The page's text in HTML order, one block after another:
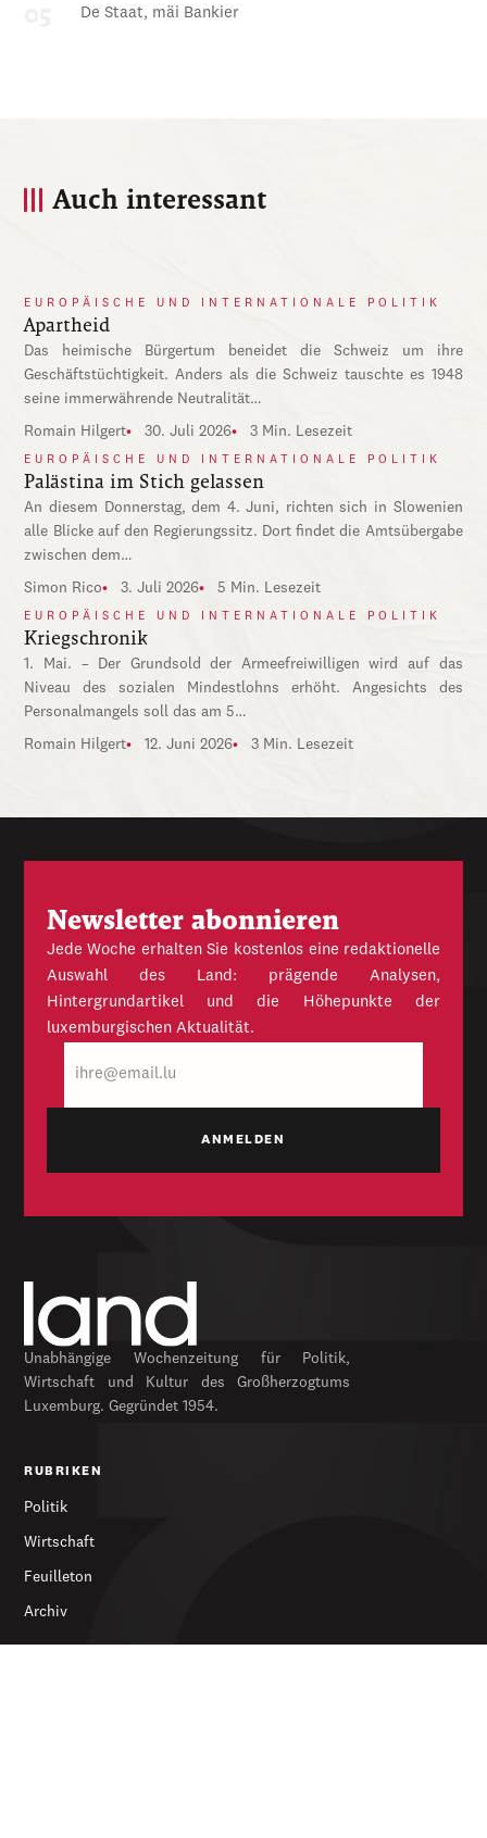
De Staat, mäi Bankier
Auch interessant
EUROPÄISCHE UND INTERNATIONALE POLITIK
Apartheid
Das heimische Bürgertum beneidet die Schweiz um ihre
Geschäftstüchtigkeit. Anders als die Schweiz tauschte es 1948
seine immerwährende Neutralität…
Romain Hilgert 30. Juli 2026 3 Min. Lesezeit
EUROPÄISCHE UND INTERNATIONALE POLITIK
Palästina im Stich gelassen
An diesem Donnerstag, dem 4. Juni, richten sich in Slowenien
alle Blicke auf den Regierungssitz. Dort findet die Amtsübergabe
zwischen dem…
Simon Rico 3. Juli 2026 5 Min. Lesezeit
EUROPÄISCHE UND INTERNATIONALE POLITIK
Kriegschronik
1. Mai. – Der Grundsold der Armeefreiwilligen wird auf das
Niveau des sozialen Mindestlohns erhöht. Angesichts des
Personalmangels soll das am 5…
Romain Hilgert 12. Juni 2026 3 Min. Lesezeit
Newsletter abonnieren
Jede Woche erhalten Sie kostenlos eine redaktionelle
Auswahl des Land: prägende Analysen,
Hintergrundartikel und die Höhepunkte der
luxemburgischen Aktualität.
Mail
Unabhängige Wochenzeitung für Politik,
Wirtschaft und Kultur des Großherzogtums
Luxemburg. Gegründet 1954.
RUBRIKEN
Politik
Wirtschaft
Feuilleton
Archiv